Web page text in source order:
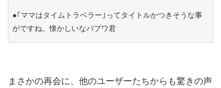
●｢ママはタイムトラベラー｣ってタイトルかつきそうな事
がですね。懐かしいなパプワ君
まさかの再会に、他のユーザーたちからも驚きの声